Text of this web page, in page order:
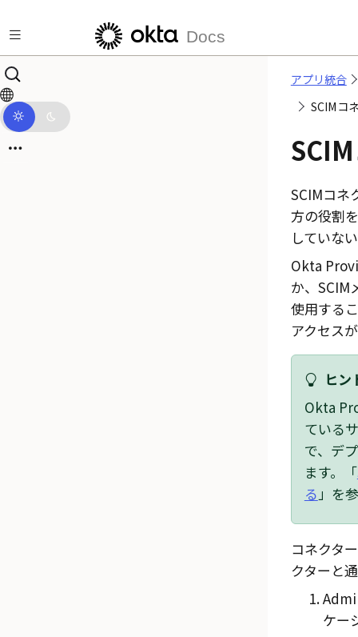
Docs
アプリ統合
SCIMコ
SCIMコネ
方の役割
していな
Okta
か、SCIM
使用する
アクセス
ヒン
Okta
ている
で、デ
ます。「
る」を
コネクタ
クターと
ケー